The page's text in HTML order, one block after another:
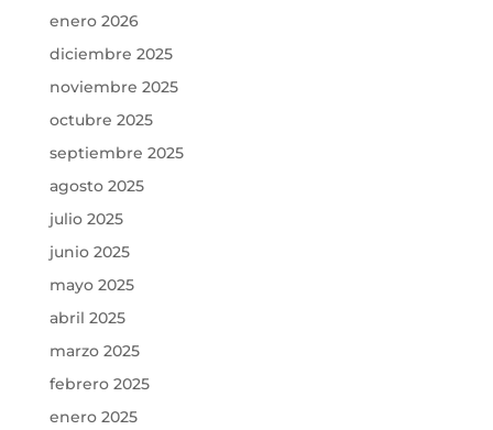
enero 2026
diciembre 2025
noviembre 2025
octubre 2025
septiembre 2025
agosto 2025
julio 2025
junio 2025
mayo 2025
abril 2025
marzo 2025
febrero 2025
enero 2025